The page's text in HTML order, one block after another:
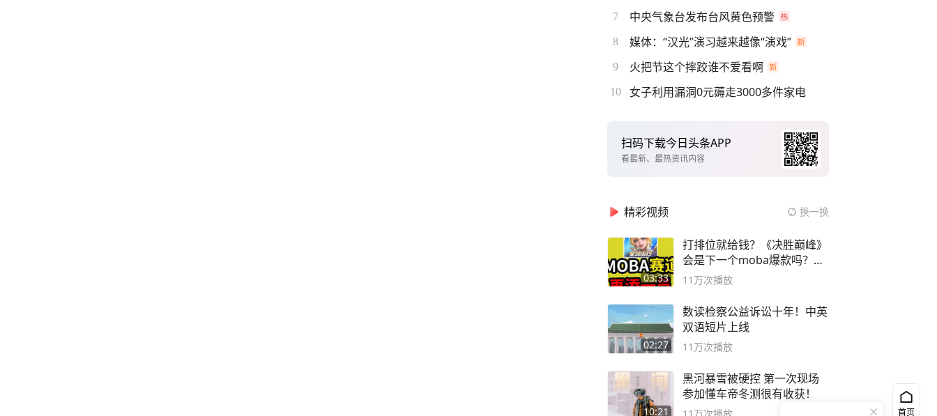
7 中央气象台发布台风黄色预警
8 媒体：“汉光”演习越来越像“演戏”
9 火把节这个摔跤谁不爱看啊
10 女子利用漏洞0元薅走3000多件家电
扫码下载今日头条APP
看最新、最热资讯内容
精彩视频 换一换
03:33
打排位就给钱？《决胜巅峰》
会是下一个moba爆款吗？#
决胜巅峰
11万次播放
02:27
数读检察公益诉讼十年！中英
双语短片上线
11万次播放
10:21
黑河暴雪被硬控 第一次现场
参加懂车帝冬测很有收获！
首页